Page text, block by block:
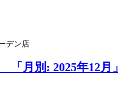
デン店
月別: 2025年12月」